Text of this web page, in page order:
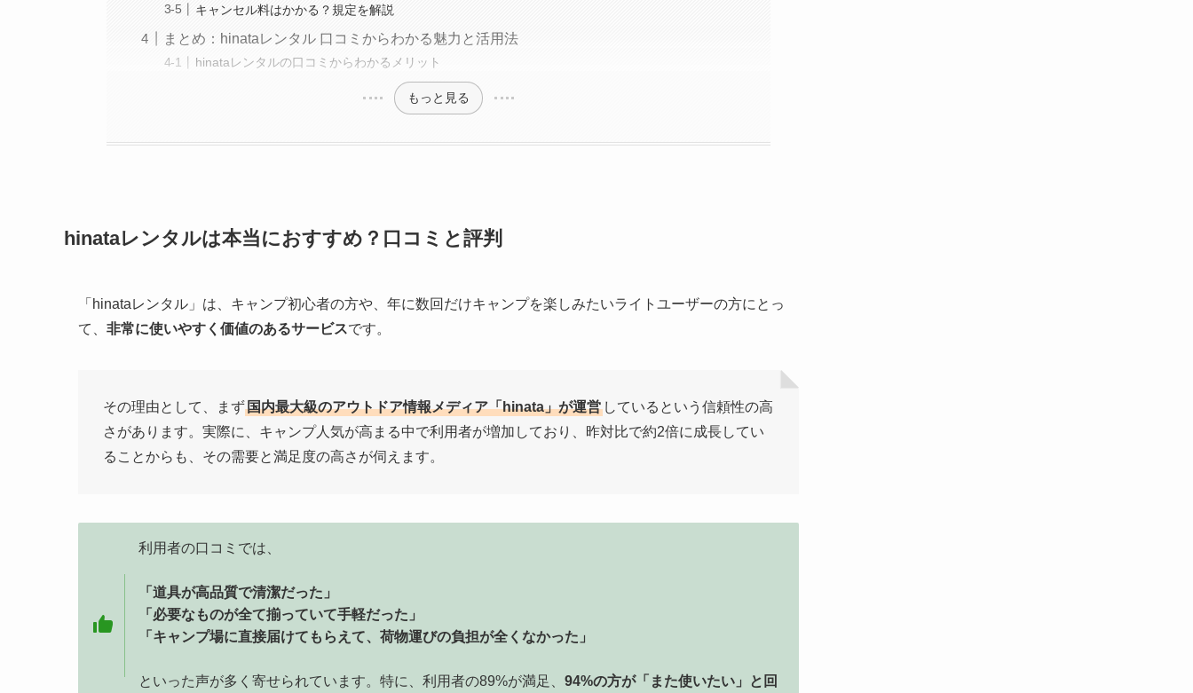
キャンセル料はかかる？規定を解説
まとめ：hinataレンタル 口コミからわかる魅力と活用法
hinataレンタルの口コミからわかるメリット
もっと見る
hinataレンタルは本当におすすめ？口コミと評判
「hinataレンタル」は、キャンプ初心者の方や、年に数回だけキャンプを楽しみたいライトユーザーの方にとっ
て、 非常に使いやすく価値のあるサービスです。
その理由として、まず国内最大級のアウトドア情報メディア「hinata」が運営 しているという信頼性の高
さがあります。実際に、キャンプ人気が高まる中で利用者が増加しており、昨対比で約2倍に成長してい
ることからも、その需要と満足度の高さが伺えます。
利用者の口コミでは、
「道具が高品質で清潔だった」
「必要なものが全て揃っていて手軽だった」
「キャンプ場に直接届けてもらえて、荷物運びの負担が全くなかった」
といった声が多く寄せられています。特に、利用者の89%が満足、 94%の方が「また使いたい」と回